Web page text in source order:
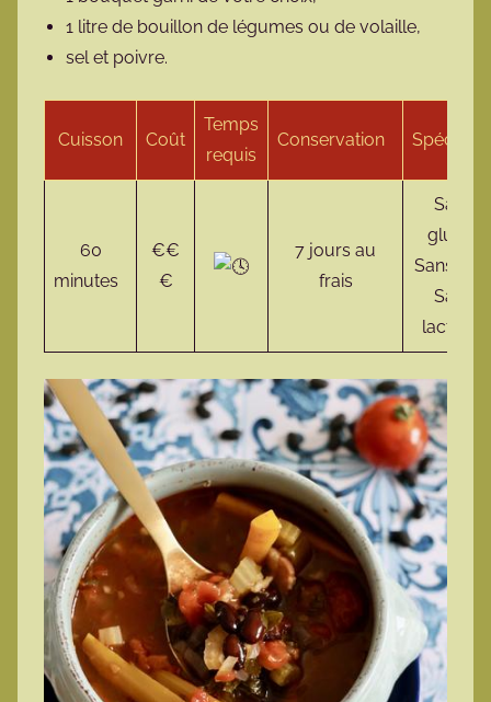
1 litre de bouillon de légumes ou de volaille,
sel et poivre.
Cuisson Coût
Temps
requis
Conservation
60
minutes
€€
€
7 jours au
frais
Sans
gluten
Sans
Sans
lactose